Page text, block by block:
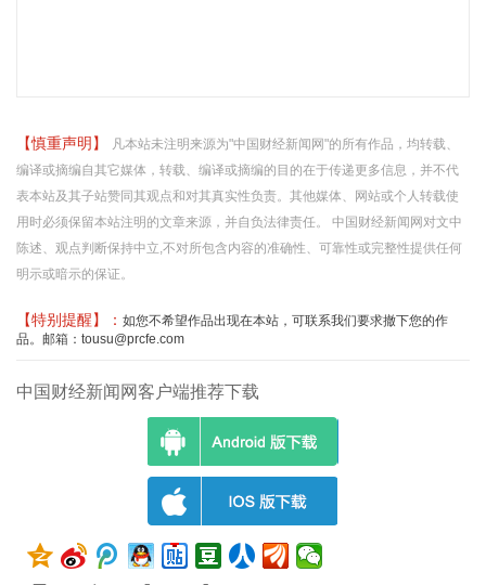
【慎重声明】
凡本站未注明来源为"中国财经新闻网"的所有作品，均转载、
编译或摘编自其它媒体，转载、编译或摘编的目的在于传递更多信息，并不代
表本站及其子站赞同其观点和对其真实性负责。其他媒体、网站或个人转载使
用时必须保留本站注明的文章来源，并自负法律责任。 中国财经新闻网对文中
陈述、观点判断保持中立,不对所包含内容的准确性、可靠性或完整性提供任何
明示或暗示的保证。
【特别提醒】： 如您不希望作品出现在本站，可联系我们要求撤下您的作
品。邮箱：tousu@prcfe.com
中国财经新闻网客户端推荐下载